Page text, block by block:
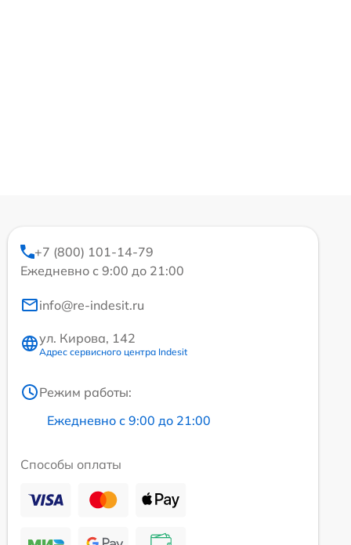
+7 (800) 101-14-79
Ежедневно с 9:00 до 21:00
info@re-indesit.ru
ул. Кирова, 142
Адрес сервисного центра Indesit
Режим работы:
Ежедневно с 9:00 до 21:00
Способы оплаты